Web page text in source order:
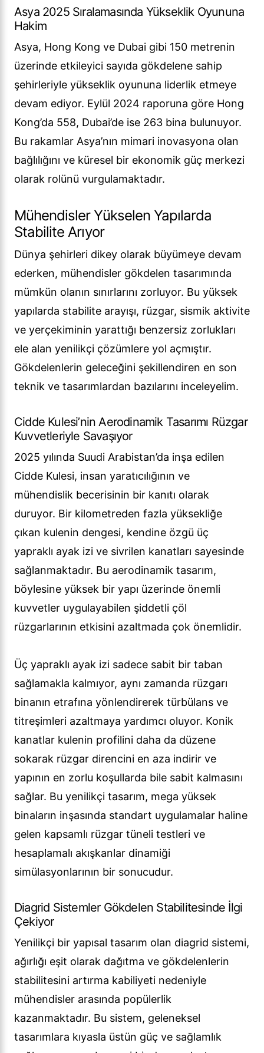
Asya 2025 Sıralamasında Yükseklik Oyununa
Hakim
Asya, Hong Kong ve Dubai gibi 150 metrenin
üzerinde etkileyici sayıda gökdelene sahip
şehirleriyle yükseklik oyununa liderlik etmeye
devam ediyor. Eylül 2024 raporuna göre Hong
Kong’da 558, Dubai’de ise 263 bina bulunuyor.
Bu rakamlar Asya’nın mimari inovasyona olan
bağlılığını ve küresel bir ekonomik güç merkezi
olarak rolünü vurgulamaktadır.
Mühendisler Yükselen Yapılarda
Stabilite Arıyor
Dünya şehirleri dikey olarak büyümeye devam
ederken, mühendisler gökdelen tasarımında
mümkün olanın sınırlarını zorluyor. Bu yüksek
yapılarda stabilite arayışı, rüzgar, sismik aktivite
ve yerçekiminin yarattığı benzersiz zorlukları
ele alan yenilikçi çözümlere yol açmıştır.
Gökdelenlerin geleceğini şekillendiren en son
teknik ve tasarımlardan bazılarını inceleyelim.
Cidde Kulesi’nin Aerodinamik Tasarımı Rüzgar
Kuvvetleriyle Savaşıyor
2025 yılında Suudi Arabistan’da inşa edilen
Cidde Kulesi, insan yaratıcılığının ve
mühendislik becerisinin bir kanıtı olarak
duruyor. Bir kilometreden fazla yüksekliğe
çıkan kulenin dengesi, kendine özgü üç
yapraklı ayak izi ve sivrilen kanatları sayesinde
sağlanmaktadır. Bu aerodinamik tasarım,
böylesine yüksek bir yapı üzerinde önemli
kuvvetler uygulayabilen şiddetli çöl
rüzgarlarının etkisini azaltmada çok önemlidir.
Üç yapraklı ayak izi sadece sabit bir taban
sağlamakla kalmıyor, aynı zamanda rüzgarı
binanın etrafına yönlendirerek türbülans ve
titreşimleri azaltmaya yardımcı oluyor. Konik
kanatlar kulenin profilini daha da düzene
sokarak rüzgar direncini en aza indirir ve
yapının en zorlu koşullarda bile sabit kalmasını
sağlar. Bu yenilikçi tasarım, mega yüksek
binaların inşasında standart uygulamalar haline
gelen kapsamlı rüzgar tüneli testleri ve
hesaplamalı akışkanlar dinamiği
simülasyonlarının bir sonucudur.
Diagrid Sistemler Gökdelen Stabilitesinde İlgi
Çekiyor
Yenilikçi bir yapısal tasarım olan diagrid sistemi,
ağırlığı eşit olarak dağıtma ve gökdelenlerin
stabilitesini artırma kabiliyeti nedeniyle
mühendisler arasında popülerlik
kazanmaktadır. Bu sistem, geleneksel
tasarımlara kıyasla üstün güç ve sağlamlık